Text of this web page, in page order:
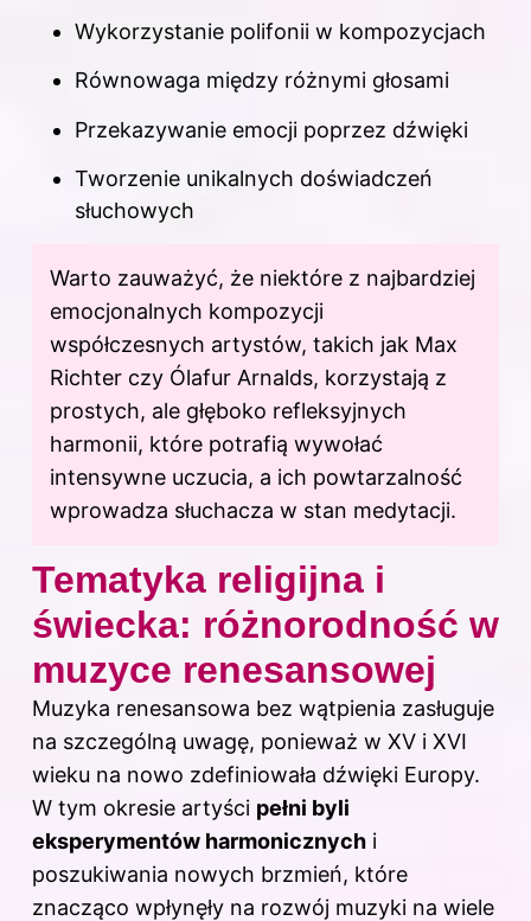
Wykorzystanie polifonii w kompozycjach
Równowaga między różnymi głosami
Przekazywanie emocji poprzez dźwięki
Tworzenie unikalnych doświadczeń
słuchowych
Warto zauważyć, że niektóre z najbardziej
emocjonalnych kompozycji
współczesnych artystów, takich jak Max
Richter czy Ólafur Arnalds, korzystają z
prostych, ale głęboko refleksyjnych
harmonii, które potrafią wywołać
intensywne uczucia, a ich powtarzalność
wprowadza słuchacza w stan medytacji.
Tematyka religijna i
świecka: różnorodność w
muzyce renesansowej
Muzyka renesansowa bez wątpienia zasługuje
na szczególną uwagę, ponieważ w XV i XVI
wieku na nowo zdefiniowała dźwięki Europy.
W tym okresie artyści pełni byli
eksperymentów harmonicznych i
poszukiwania nowych brzmień, które
znacząco wpłynęły na rozwój muzyki na wiele